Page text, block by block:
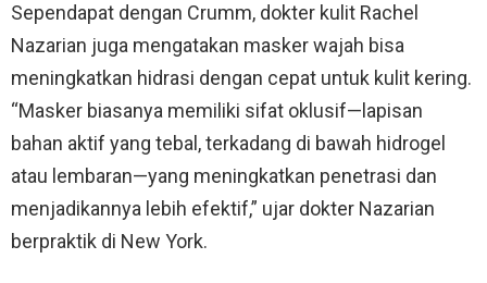
Sependapat dengan Crumm, dokter kulit Rachel
Nazarian juga mengatakan masker wajah bisa
meningkatkan hidrasi dengan cepat untuk kulit kering.
“Masker biasanya memiliki sifat oklusif—lapisan
bahan aktif yang tebal, terkadang di bawah hidrogel
atau lembaran—yang meningkatkan penetrasi dan
menjadikannya lebih efektif,” ujar dokter Nazarian
berpraktik di New York.